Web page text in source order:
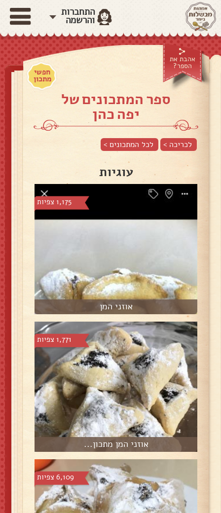
התחברות
והרשמה
אהבת את
הספר?
חפשי
מתכון
ספר המתכונים של
יפה כהן
לכריכה > לכל המתכונים >
עוגיות
1,175 צפיות
אוזני המן
1,771 צפיות
אוזני המן מתכון...
6,109 צפיות